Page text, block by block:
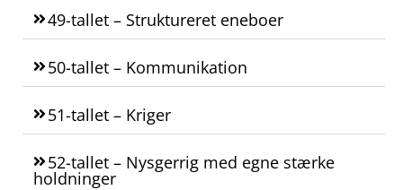
49-tallet – Struktureret eneboer
50-tallet – Kommunikation
51-tallet – Kriger
52-tallet – Nysgerrig med egne stærke
holdninger